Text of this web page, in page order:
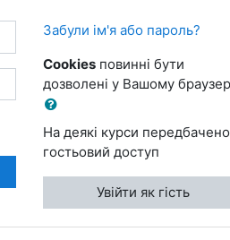
Забули ім'я або пароль?
Cookies повинні бути
дозволені у Вашому
На деякі курси передбачено
гостьовий доступ
Увійти як гість